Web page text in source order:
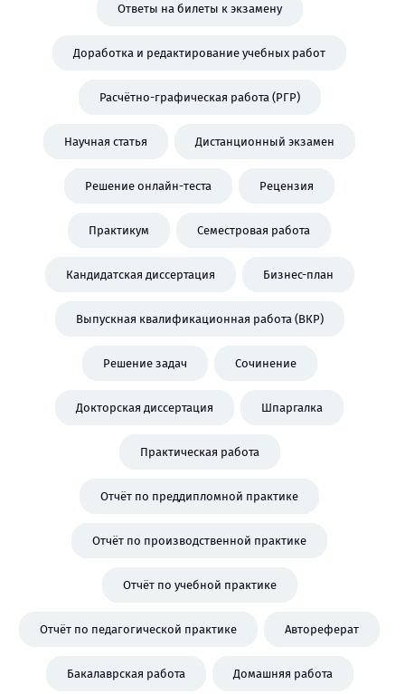
Ответы на билеты к экзамену
Доработка и редактирование учебных работ
Расчётно-графическая работа (РГР)
Научная статья Дистанционный экзамен
Решение онлайн-теста Рецензия
Практикум Семестровая работа
Кандидатская диссертация Бизнес-план
Выпускная квалификационная работа (ВКР)
Решение задач Сочинение
Докторская диссертация Шпаргалка
Практическая работа
Отчёт по преддипломной практике
Отчёт по производственной практике
Отчёт по учебной практике
Отчёт по педагогической практике Автореферат
Бакалаврская работа Домашняя работа